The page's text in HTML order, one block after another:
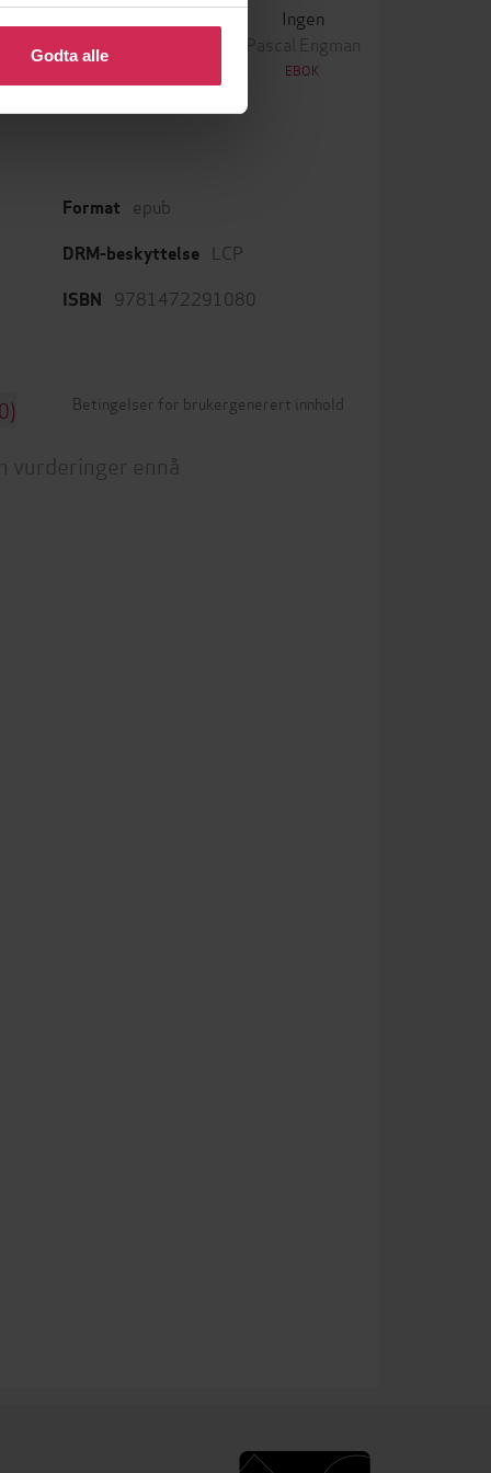
eller endre ditt samtykke.
Godta alle
Pascal Engman
Ingen
Pascal Engman
EBOK
Format epub
DRM-beskyttelse LCP
ISBN 9781472291080
Betingelser for brukergenerert innhold
vurderinger ennå